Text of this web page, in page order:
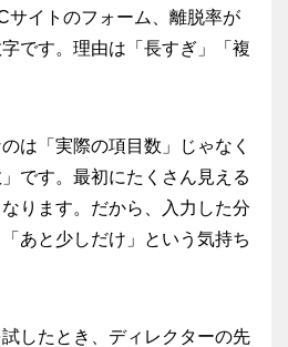
サイトのフォーム、離脱率が
です。理由は「長すぎ」「複
は「実際の項目数」じゃなく
です。最初にたくさん見える
ります。だから、入力した分
あと少しだけ」という気持ち
したとき、ディレクターの先